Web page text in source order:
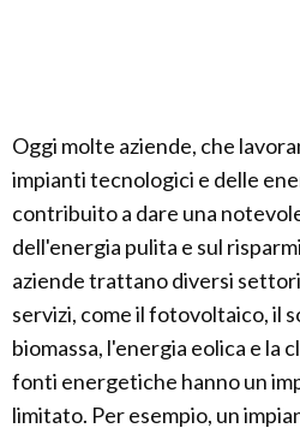
Oggi molte aziende, che
impianti tecnologici e delle
contribuito a dare una
dell'energia pulita e sul
aziende trattano diversi
servizi, come il fotovoltaico, il
biomassa, l'energia eolica e la
fonti energetiche hanno un
limitato. Per esempio, un